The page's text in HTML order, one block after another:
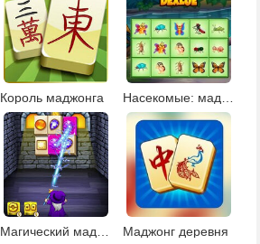
Король маджонга
Маджонг деревня